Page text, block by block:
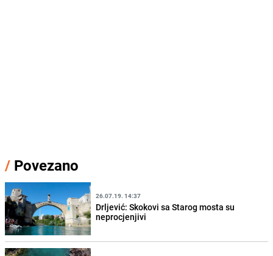
/ Povezano
26.07.19. 14:37
Drljević: Skokovi sa Starog mosta su
neprocjenjivi